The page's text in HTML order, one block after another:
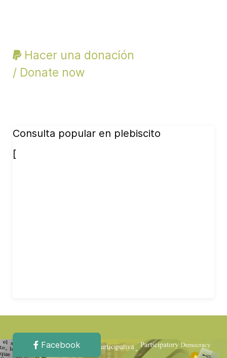
Hacer una donación
/ Donate now
Consulta popular en plebiscito
[
Facebook